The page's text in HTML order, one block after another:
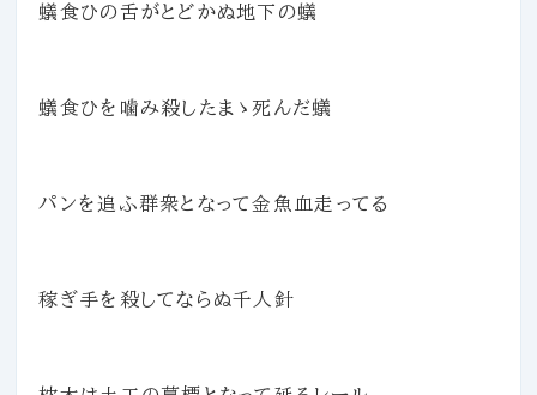
蟻食ひの舌がとどかぬ地下の蟻
蟻食ひを噛み殺したまゝ死んだ蟻
パンを追ふ群衆となって金魚血走ってる
稼ぎ手を殺してならぬ千人針